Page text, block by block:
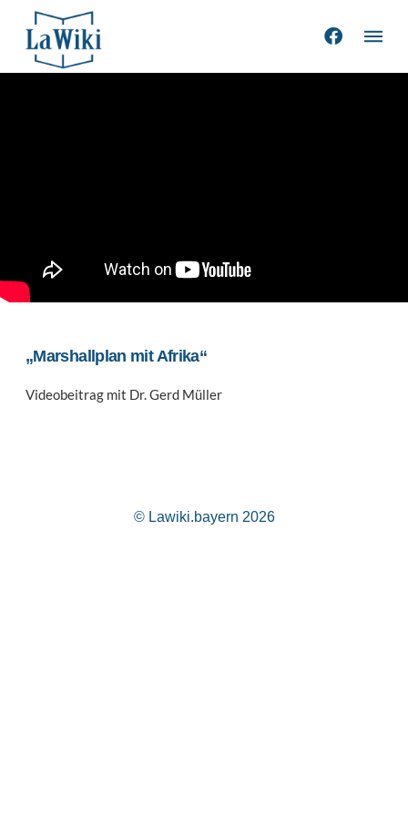
„Marshallplan mit Afrika“
Videobeitrag mit Dr. Gerd Müller
© Lawiki.bayern 2026